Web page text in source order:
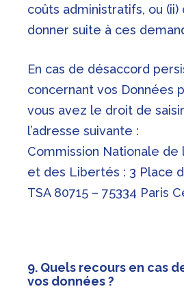
coûts administratifs, ou
donner suite à ces
En cas de désaccord
concernant vos Données
vous avez le droit de
l’adresse suivante :
Commission Nationale de
et des Libertés : 3 Place
TSA 80715 – 75334 Paris
9. Quels recours en cas
vos données ?